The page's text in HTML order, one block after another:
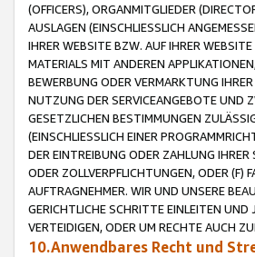
(OFFICERS), ORGANMITGLIEDER
AUSLAGEN (EINSCHLIESSLICH
IHRER WEBSITE BZW. AUF IHRER
MATERIALS MIT ANDEREN
BEWERBUNG ODER VERMARKTUNG
NUTZUNG DER SERVICEANGEBOTE UND
GESETZLICHEN BESTIMMUNGEN
(EINSCHLIESSLICH EINER
DER EINTREIBUNG ODER ZAHLUNG
ODER ZOLLVERPFLICHTUNGEN, ODER (F)
AUFTRAGNEHMER. WIR UND UNSERE
GERICHTLICHE SCHRITTE EINLEITEN
VERTEIDIGEN, ODER UM RECHTE AUCH
10.Anwendbares Recht und